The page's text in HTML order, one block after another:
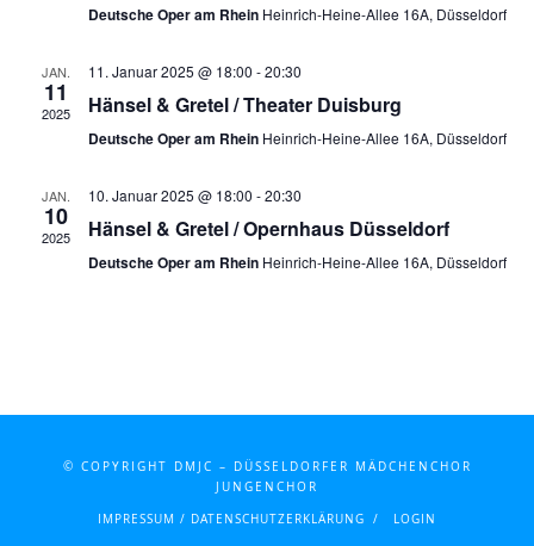
Deutsche Oper am Rhein Heinrich-Heine-Allee 16A, Düsseldorf
JAN.
11
2025
11. Januar 2025 @ 18:00 -20:30
Hänsel & Gretel / Theater Duisburg
Deutsche Oper am Rhein Heinrich-Heine-Allee 16A, Düsseldorf
JAN.
10
2025
10. Januar 2025 @ 18:00 -20:30
Hänsel & Gretel / Opernhaus Düsseldorf
Deutsche Oper am Rhein Heinrich-Heine-Allee 16A, Düsseldorf
© COPYRIGHT DMJC – DÜSSELDORFER MÄDCHENCHOR
JUNGENCHOR
IMPRESSUM / DATENSCHUTZERKLÄRUNG LOGIN